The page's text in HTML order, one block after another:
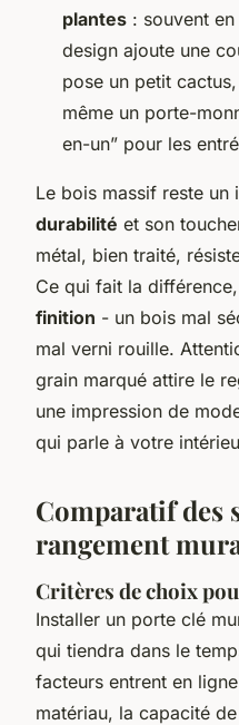
plantes : souvent
design ajoute une
pose un petit
même un porte-
en-un” pour les
Le bois massif reste un
durabilité et son
métal, bien traité,
Ce qui fait la différence,
finition - un bois mal
mal verni rouille.
grain marqué attire le
une impression de
qui parle à votre
Comparatif des
rangement
Critères de choix
Installer un porte clé
qui tiendra dans le
facteurs entrent en
matériau, la capacité